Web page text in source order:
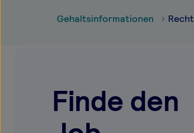
Gehaltsinformationen Recht
Finde den